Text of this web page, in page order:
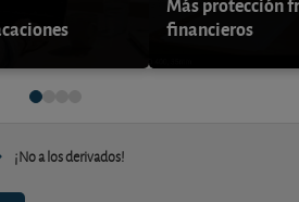
financieros
¡No a los derivados!